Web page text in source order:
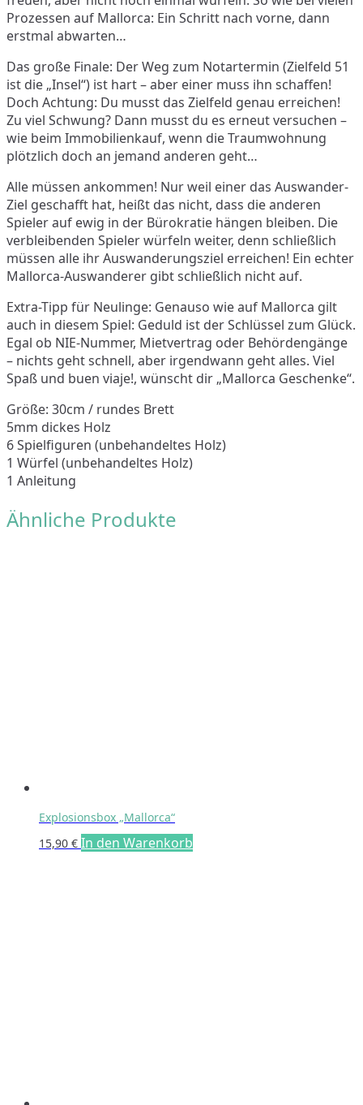
Prozessen auf Mallorca: Ein Schritt nach vorne, dann
erstmal abwarten…
Das große Finale: Der Weg zum Notartermin (Zielfeld 51
ist die „Insel“) ist hart – aber einer muss ihn schaffen!
Doch Achtung: Du musst das Zielfeld genau erreichen!
Zu viel Schwung? Dann musst du es erneut versuchen –
wie beim Immobilienkauf, wenn die Traumwohnung
plötzlich doch an jemand anderen geht…
Alle müssen ankommen! Nur weil einer das Auswander-
Ziel geschafft hat, heißt das nicht, dass die anderen
Spieler auf ewig in der Bürokratie hängen bleiben. Die
verbleibenden Spieler würfeln weiter, denn schließlich
müssen alle ihr Auswanderungsziel erreichen! Ein echter
Mallorca-Auswanderer gibt schließlich nicht auf.
Extra-Tipp für Neulinge: Genauso wie auf Mallorca gilt
auch in diesem Spiel: Geduld ist der Schlüssel zum Glück.
Egal ob NIE-Nummer, Mietvertrag oder Behördengänge
– nichts geht schnell, aber irgendwann geht alles. Viel
Spaß und buen viaje!, wünscht dir „Mallorca Geschenke“.
Größe: 30cm / rundes Brett
5mm dickes Holz
6 Spielfiguren (unbehandeltes Holz)
1 Würfel (unbehandeltes Holz)
1 Anleitung
Ähnliche Produkte
Explosionsbox „Mallorca“
15,90 € In den Warenkorb